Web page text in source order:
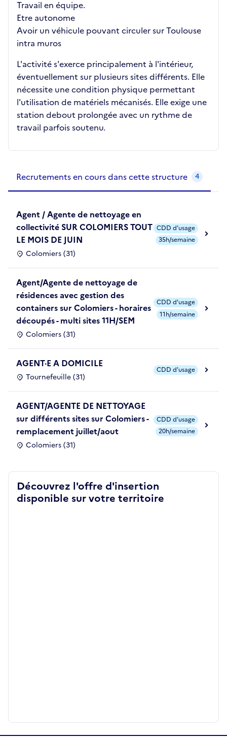
Travail en équipe.
Etre autonome
Avoir un véhicule pouvant circuler sur Toulouse
intra muros
L'activité s'exerce principalement à l'intérieur,
éventuellement sur plusieurs sites différents. Elle
nécessite une condition physique permettant
l'utilisation de matériels mécanisés. Elle exige une
station debout prolongée avec un rythme de
travail parfois soutenu.
Recrutements en cours dans cette structure 4
Agent / Agente de nettoyage en
collectivité SUR COLOMIERS TOUT
LE MOIS DE JUIN
Colomiers (31)
CDD d'usage
35h/semaine
Agent/Agente de nettoyage de
résidences avec gestion des
containers sur Colomiers - horaires
découpés - multi sites 11H/SEM
Colomiers (31)
CDD d'usage
11h/semaine
AGENT·E A DOMICILE
Tournefeuille (31)
CDD d'usage
AGENT/AGENTE DE NETTOYAGE
sur différents sites sur Colomiers -
remplacement juillet/aout
Colomiers (31)
CDD d'usage
20h/semaine
Découvrez l'offre d'insertion
disponible sur votre territoire